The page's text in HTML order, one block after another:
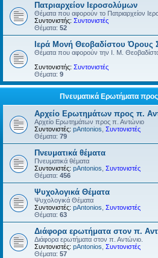
Πατριαρχείον Ιεροσολύμων
Θέματα που αφορούν το Πατριαρχείον
Συντονιστής: Συντονιστές
Θέματα: 52
Ιερά Μονή Θεοβαδίστου Όρους
Θέματα που αφορούν την Ι. Μ.
Συντονιστής: Συντονιστές
Θέματα: 9
Πνευματικά Ερωτήματα
Αρχείο Ερωτημάτων προς π.
Αρχείο Ερωτημάτων προς π. Αντώνιο
Συντονιστές: pAntonios Συντονιστές
Θέματα: 79
Πνευματικά θέματα
Πνευματικά θέματα
Συντονιστές: pAntonios Συντονιστές
Θέματα: 456
Ψυχολογικά Θέματα
Ψυχολογικά Θέματα
Συντονιστές: pAntonios Συντονιστές
Θέματα: 63
Διάφορα ερωτήματα στον π.
Διάφορα ερωτήματα στον π. Αντώνιο.
Συντονιστές: pAntonios Συντονιστές
Θέματα: 57